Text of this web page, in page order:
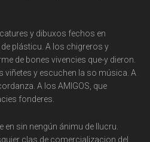
y dibuxos fechos en
plásticu. A los chigreros y
de bones vivencies que-y dieron.
viñetes y escuchen la so música. A
A los AMIGOS, que
fonderes.
en sin nengún ánimu de llucru.
clas de comercializacion del